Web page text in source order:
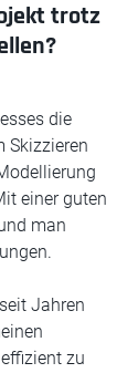
trotz
die
Skizzieren
einer guten
man
Jahren
zu